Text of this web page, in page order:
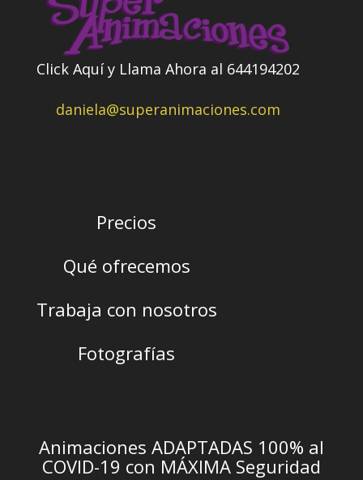
Click Aquí y Llama Ahora al 644194202
daniela@superanimaciones.com
Precios
Qué ofrecemos
Trabaja con nosotros
Fotografías
Animaciones ADAPTADAS 100% al
COVID-19 con MÁXIMA Seguridad